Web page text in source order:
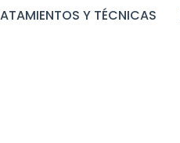
Y TÉCNICAS